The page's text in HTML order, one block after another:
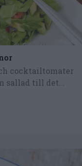
cocktailtomater
sallad till det...